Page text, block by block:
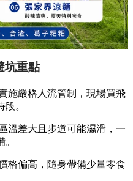
坑重點
施嚴格人流管制，現場買飛
。
溫差大且步道可能濕滑，一
格偏高，隨身帶備少量零食